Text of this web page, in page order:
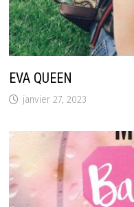
EVA QUEEN
janvier 27, 2023